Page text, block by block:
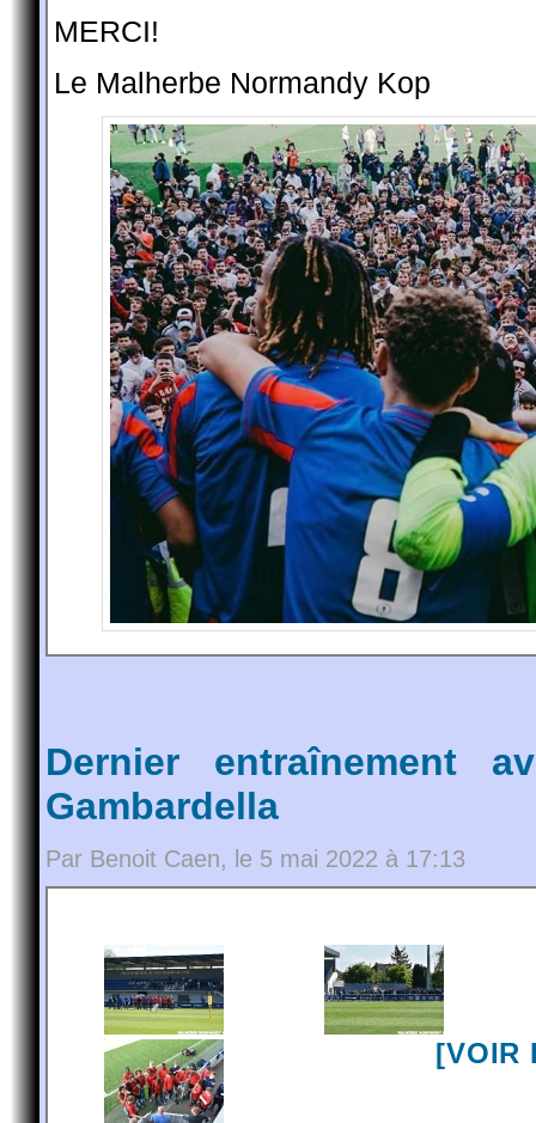
MERCI!
Le Malherbe Normandy Kop
Dernier entraînement
Gambardella
Par Benoit Caen, le 5 mai 2022 à 17:13
[VOIR